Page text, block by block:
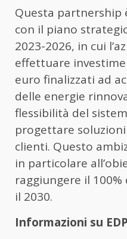
Questa
con il piano
2023-2026, in cui
effettuare
euro finalizzati ad
delle energie
flessibilità del
progettare
clienti. Questo
in particolare
raggiungere il
il 2030.
Informazioni su EDP